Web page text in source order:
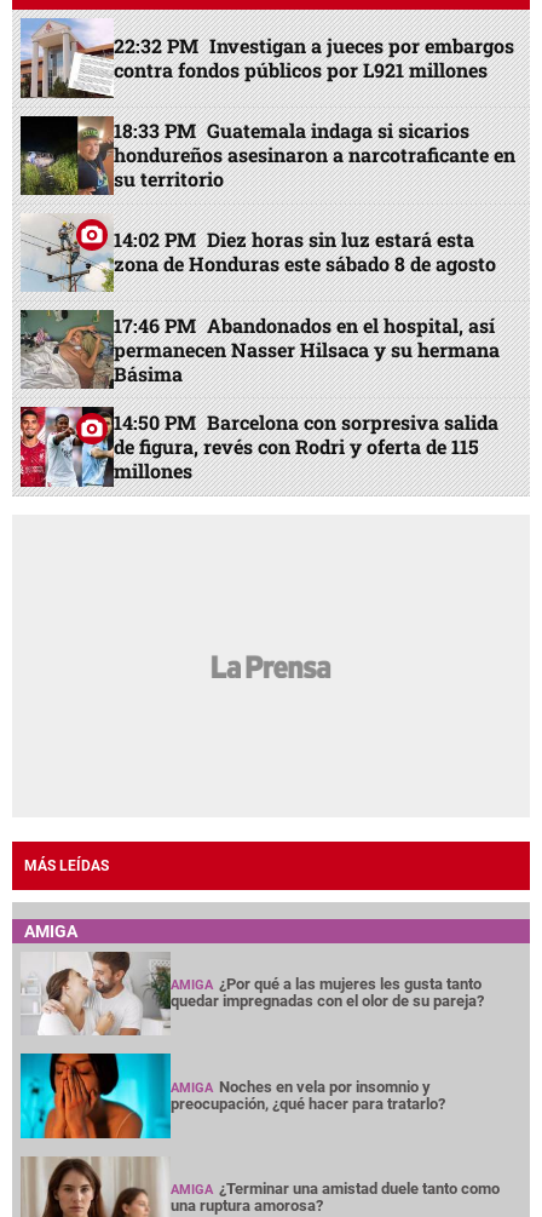
22:32 PM Investigan a jueces por embargos
contra fondos públicos por L921 millones
18:33 PM Guatemala indaga si sicarios
hondureños asesinaron a narcotraficante en
su territorio
14:02 PM Diez horas sin luz estará esta
zona de Honduras este sábado 8 de agosto
17:46 PM Abandonados en el hospital, así
permanecen Nasser Hilsaca y su hermana
Básima
14:50 PM Barcelona con sorpresiva salida
de figura, revés con Rodri y oferta de 115
millones
MÁS LEÍDAS
AMIGA
AMIGA ¿Por qué a las mujeres les gusta tanto
quedar impregnadas con el olor de su pareja?
AMIGA Noches en vela por insomnio y
preocupación, ¿qué hacer para tratarlo?
AMIGA ¿Terminar una amistad duele tanto como
una ruptura amorosa?